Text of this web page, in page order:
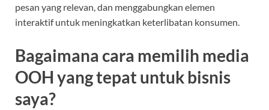
pesan yang relevan, dan menggabungkan elemen
interaktif untuk meningkatkan keterlibatan konsumen.
Bagaimana cara memilih media
OOH yang tepat untuk bisnis
saya?